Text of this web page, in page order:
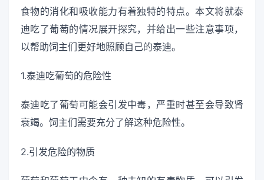
食物的消化和吸收能力有着独特的特点。本文将就泰
迪吃了葡萄的情况展开探究，并给出一些注意事项，
以帮助饲主们更好地照顾自己的泰迪。
1.泰迪吃葡萄的危险性
泰迪吃了葡萄可能会引发中毒，严重时甚至会导致肾
衰竭。饲主们需要充分了解这种危险性。
2.引发危险的物质